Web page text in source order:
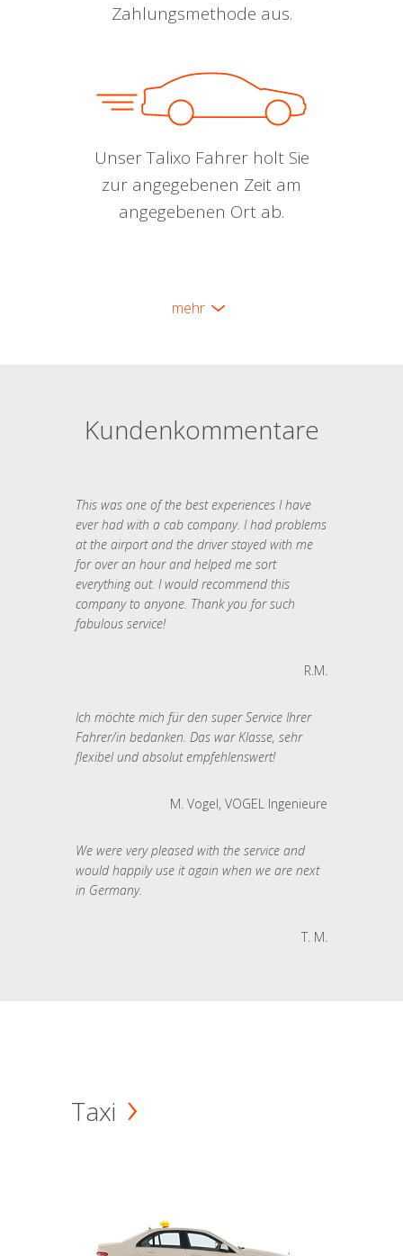
Zahlungsmethode aus.
Unser Talixo Fahrer holt Sie
zur angegebenen Zeit am
angegebenen Ort ab.
mehr
Kundenkommentare
This was one of the best experiences I have
ever had with a cab company. I had problems
at the airport and the driver stayed with me
for over an hour and helped me sort
everything out. I would recommend this
company to anyone. Thank you for such
fabulous service!
R.M.
Ich möchte mich für den super Service Ihrer
Fahrer/in bedanken. Das war Klasse, sehr
flexibel und absolut empfehlenswert!
M. Vogel, VOGEL Ingenieure
We were very pleased with the service and
would happily use it again when we are next
in Germany.
T. M.
Taxi